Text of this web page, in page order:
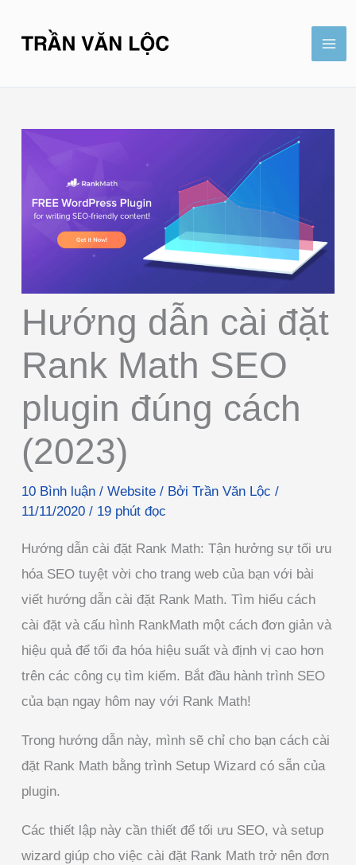
dung
Hướng dẫn cài đặt
Rank Math SEO
plugin đúng cách
(2023)
10 Bình luận / Website/ Bởi Trần Văn Lộc /
11/11/2020 / 19 phút đọc
Hướng dẫn cài đặt Rank Math: Tận hưởng sự tối ưu
hóa SEO tuyệt vời cho trang web của bạn với bài
viết hướng dẫn cài đặt Rank Math. Tìm hiểu cách
cài đặt và cấu hình RankMath một cách đơn giản và
hiệu quả để tối đa hóa hiệu suất và định vị cao hơn
trên các công cụ tìm kiếm. Bắt đầu hành trình SEO
của bạn ngay hôm nay với Rank Math!
Trong hướng dẫn này, mình sẽ chỉ cho bạn cách cài
đặt Rank Math bằng trình Setup Wizard có sẵn của
plugin.
Các thiết lập này cần thiết để tối ưu SEO, và setup
wizard giúp cho việc cài đặt Rank Math trở nên đơn